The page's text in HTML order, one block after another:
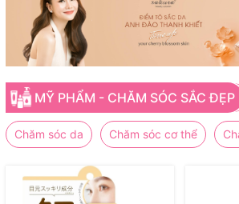
MỸ PHẨM - CHĂM SÓC SẮC ĐẸP
Chăm sóc da Chăm sóc cơ thể